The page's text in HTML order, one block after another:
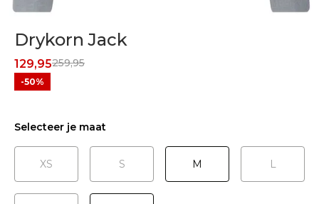
Drykorn Jack
259,95
129,95
-50%
Selecteer je maat
XS S M L